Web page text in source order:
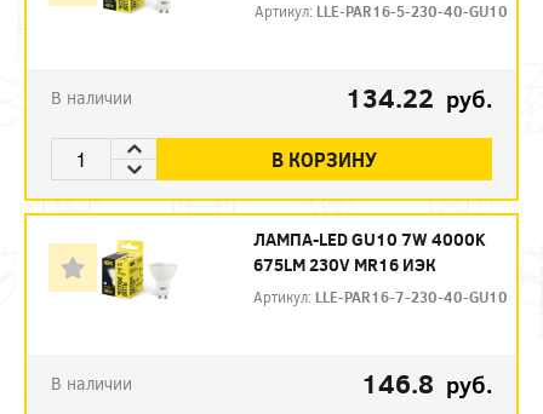
Артикул: LLE-PAR16-5-230-40-GU10
В наличии 134.22 руб.
В КОРЗИНУ
ЛАМПА-LED GU10 7W 4000K
675LM 230V MR16 ИЭК
Артикул: LLE-PAR16-7-230-40-GU10
В наличии 146.8 руб.